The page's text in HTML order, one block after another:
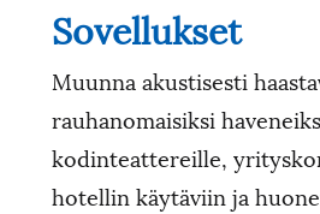
Sovellukset
Muunna akustisesti
rauhanomaisiksi
kodinteattereille,
hotellin käytäviin ja